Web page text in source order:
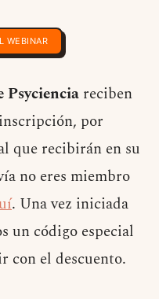
WEBINAR
Psyciencia reciben
por
que recibirán en su
no eres miembro
. Una vez iniciada
un código especial
con el descuento.